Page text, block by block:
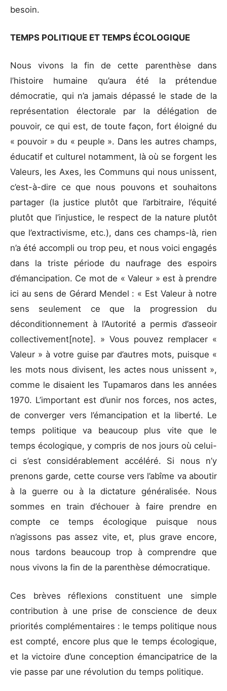
besoin.
TEMPS POLITIQUE ET TEMPS ÉCOLOGIQUE
Nous vivons la fin de cette parenthèse dans
l’histoire humaine qu’aura été la prétendue
démocratie, qui n’a jamais dépassé le stade de la
représentation électorale par la délégation de
pouvoir, ce qui est, de toute façon, fort éloigné du
« pouvoir » du « peuple ». Dans les autres champs,
éducatif et culturel notamment, là où se forgent les
Valeurs, les Axes, les Communs qui nous unissent,
c’est-à-dire ce que nous pouvons et souhaitons
partager (la justice plutôt que l’arbitraire, l’équité
plutôt que l’injustice, le respect de la nature plutôt
que l’extractivisme, etc.), dans ces champs-là, rien
n’a été accompli ou trop peu, et nous voici engagés
dans la triste période du naufrage des espoirs
d’émancipation. Ce mot de « Valeur » est à prendre
ici au sens de Gérard Mendel : « Est Valeur à notre
sens seulement ce que la progression du
déconditionnement à l’Autorité a permis d’asseoir
collectivement[note]. » Vous pouvez remplacer «
Valeur » à votre guise par d’autres mots, puisque «
les mots nous divisent, les actes nous unissent »,
comme le disaient les Tupamaros dans les années
1970. L’important est d’unir nos forces, nos actes,
de converger vers l’émancipation et la liberté. Le
temps politique va beaucoup plus vite que le
temps écologique, y compris de nos jours où celui-
ci s’est considérablement accéléré. Si nous n’y
prenons garde, cette course vers l’abîme va aboutir
à la guerre ou à la dictature généralisée. Nous
sommes en train d’échouer à faire prendre en
compte ce temps écologique puisque nous
n’agissons pas assez vite, et, plus grave encore,
nous tardons beaucoup trop à comprendre que
nous vivons la fin de la parenthèse démocratique.
Ces brèves réflexions constituent une simple
contribution à une prise de conscience de deux
priorités complémentaires : le temps politique nous
est compté, encore plus que le temps écologique,
et la victoire d’une conception émancipatrice de la
vie passe par une révolution du temps politique.